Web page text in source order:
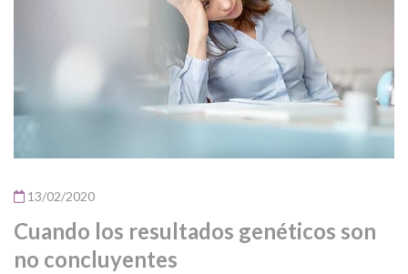
13/02/2020
Cuando los resultados genéticos son
no concluyentes